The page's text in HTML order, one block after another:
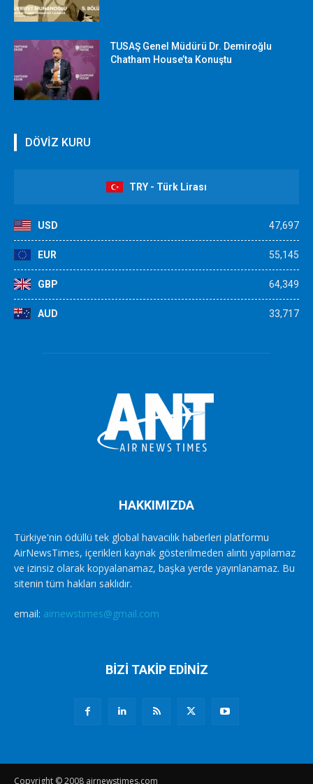
TUSAŞ Genel Müdürü Dr. Demiroğlu
Chatham House’ta Konuştu
DÖVİZ KURU
TRY - Türk Lirası
USD 47,697
EUR 55,145
GBP 64,349
AUD 33,717
HAKKIMIZDA
Türkiye'nin ödüllü tek global havacılık haberleri platformu
AirNewsTimes, içerikleri kaynak gösterilmeden alıntı yapılamaz
ve izinsiz olarak kopyalanamaz, başka yerde yayınlanamaz. Bu
sitenin tüm hakları saklıdır.
email: airnewstimes@gmail.com
BİZİ TAKİP EDİNİZ
Copyright © 2008 airnewstimes.com